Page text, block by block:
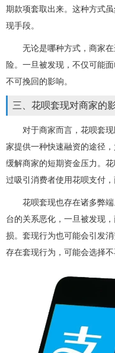
期款项套取出来。这种方式
现手段。
无论是哪种方式，商家
险。一旦被发现，不仅可能
不可挽回的影响。
三、花呗套现对商家的
对于商家而言，花呗套
家提供一种快速融资的途径
缓解商家的短期资金压力。
过吸引消费者使用花呗支付
花呗套现也存在诸多弊
台的关系恶化，一旦被发现
损。套现行为也可能会引发
存在套现行为，可能会选择